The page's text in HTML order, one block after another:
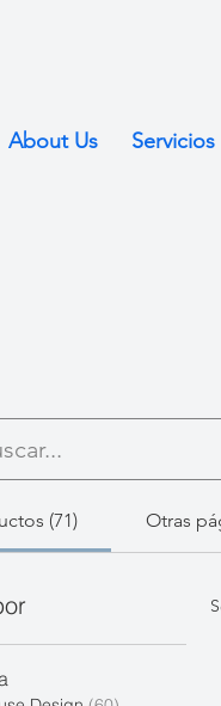
About Us Servicios
(71) Otras